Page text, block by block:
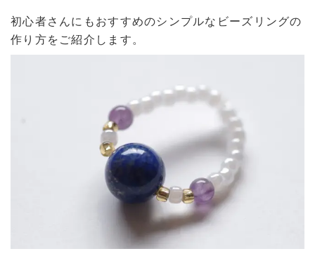
初心者さんにもおすすめのシンプルなビーズリングの
作り方をご紹介します。